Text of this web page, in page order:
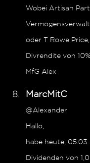
Wobei Artisan
oder T Rowe
Divrendite von
MfG Alex
MarcMitC
@Alexander
Hallo,
habe heute,
Dividenden von